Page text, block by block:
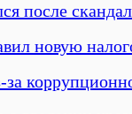
после
новую